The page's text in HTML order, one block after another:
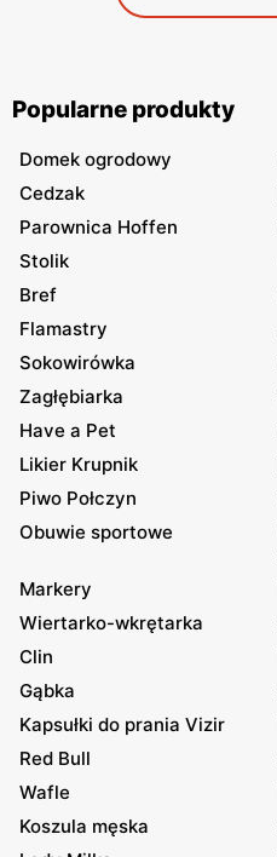
Popularne produkty
Domek ogrodowy
Cedzak
Parownica Hoffen
Stolik
Bref
Flamastry
Sokowirówka
Zagłębiarka
Have a Pet
Likier Krupnik
Piwo Połczyn
Obuwie sportowe
Markery
Wiertarko-wkrętarka
Clin
Gąbka
Kapsułki do prania Vizir
Red Bull
Wafle
Koszula męska